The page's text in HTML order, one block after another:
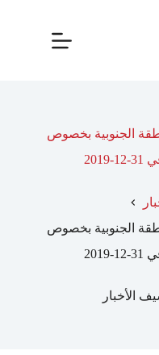
الجنوبية بخصوص
الجنوبية بخصوص
الأخبار